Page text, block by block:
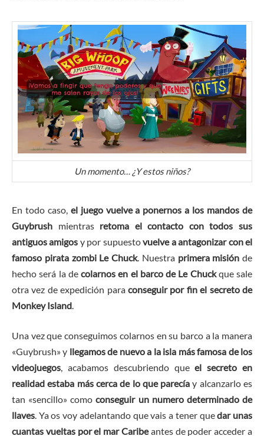
Un momento… ¿Y estos niños?
En todo caso, el juego vuelve a ponernos a los mandos de
Guybrush mientras retoma el contacto con todos sus
antiguos amigos y por supuestovuelve a antagonizar con el
famoso pirata zombi Le Chuck. Nuestra primera misión de
hecho será la de colarnos en el barco de Le Chuckque sale
otra vez de expedición para conseguir por fin el secreto de
Monkey Island
Una vez que conseguimos colarnos en su barco a la manera
«Guybrush» y llegamos de nuevo a la isla más famosa de los
videojuegos, acabamos descubriendo queel secreto en
realidad estaba más cerca de lo que parecía y alcanzarlo es
tan «sencillo» comoconseguir un numero determinado de
llaves. Ya os voy adelantando que vais a tener quedar unas
cuantas vueltas por el mar Caribeantes de poder acceder a